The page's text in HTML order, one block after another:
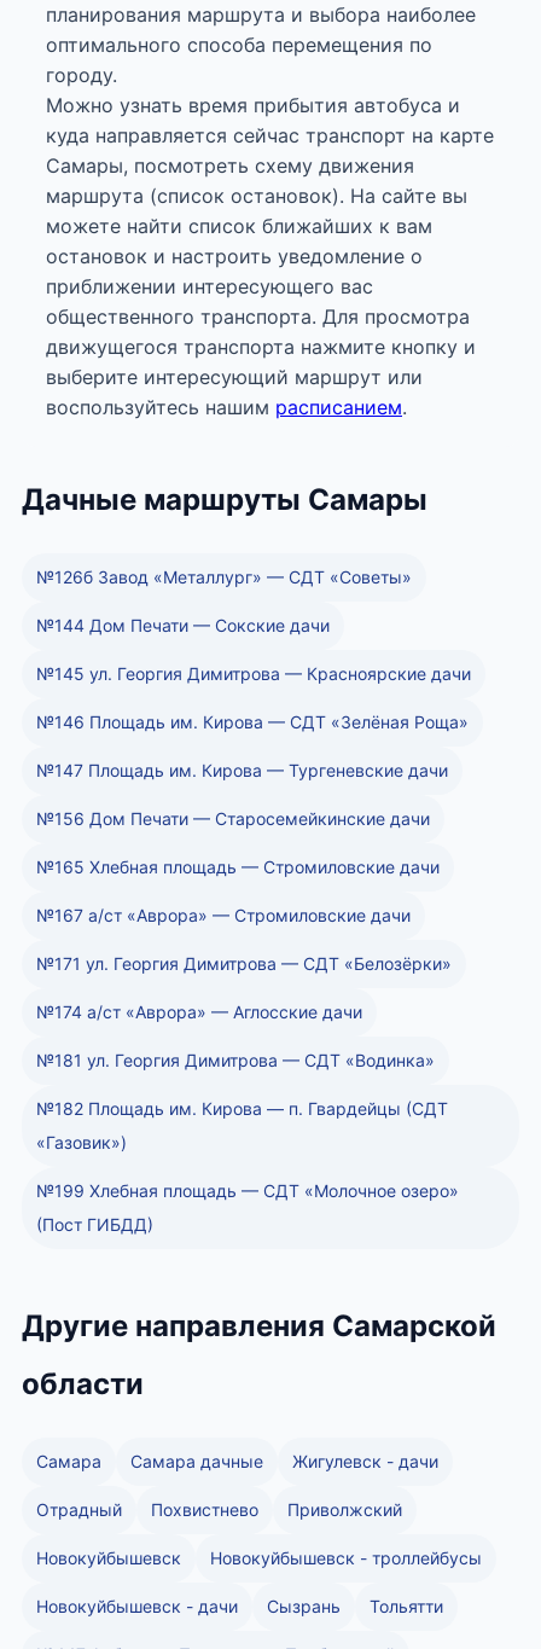
планирования маршрута и выбора наиболее
оптимального способа перемещения по
городу.
Можно узнать время прибытия автобуса и
куда направляется сейчас транспорт на карте
Самары, посмотреть схему движения
маршрута (список остановок). На сайте вы
можете найти список ближайших к вам
остановок и настроить уведомление о
приближении интересующего вас
общественного транспорта. Для просмотра
движущегося транспорта нажмите кнопку и
выберите интересующий маршрут или
воспользуйтесь нашим расписанием.
Дачные маршруты Самары
№126б Завод «Металлург» — СДТ «Советы»
№144 Дом Печати — Сокские дачи
№145 ул. Георгия Димитрова — Красноярские дачи
№146 Площадь им. Кирова — СДТ «Зелёная Роща»
№147 Площадь им. Кирова — Тургеневские дачи
№156 Дом Печати — Старосемейкинские дачи
№165 Хлебная площадь — Стромиловские дачи
№167 а/ст «Аврора» — Стромиловские дачи
№171 ул. Георгия Димитрова — СДТ «Белозёрки»
№174 а/ст «Аврора» — Аглосские дачи
№181 ул. Георгия Димитрова — СДТ «Водинка»
№182 Площадь им. Кирова — п. Гвардейцы (СДТ
«Газовик»)
№199 Хлебная площадь — СДТ «Молочное озеро»
(Пост ГИБДД)
Другие направления Самарской
области
Самара Самара дачные Жигулевск - дачи
Отрадный Похвистнево Приволжский
Новокуйбышевск Новокуйбышевск - троллейбусы
Новокуйбышевск - дачи Сызрань Тольятти